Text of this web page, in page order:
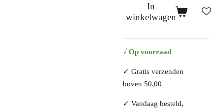
In
winkelwagen
√ Op voorraad
✓ Gratis verzenden
boven 50,00
✓ Vandaag besteld,